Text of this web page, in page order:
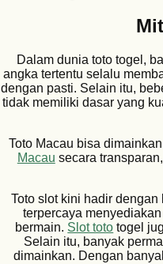
Dalam dunia toto togel,
angka tertentu selalu
dengan pasti. Selain itu,
tidak memiliki dasar yang
Toto Macau bisa
Macau secara
Toto slot kini hadir
terpercaya
bermain. Slot toto togel
Selain itu, banyak
dimainkan. Dengan